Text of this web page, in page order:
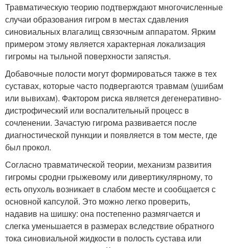
Травматическую теорию подтверждают многочисленные
случаи образования гигром в местах сдавления
синовиальных влагалищ связочным аппаратом. Ярким
примером этому является характерная локализация
гигромы на тыльной поверхности запястья.
Добавочные полости могут формироваться также в тех
суставах, которые часто подвергаются травмам (ушибам
или вывихам). Фактором риска является дегенеративно-
дистрофический или воспалительный процесс в
сочленении. Зачастую гигрома развивается после
диагностической пункции и появляется в том месте, где
был прокол.
Согласно травматической теории, механизм развития
гигромы сродни грыжевому или дивертикулярному, то
есть опухоль возникает в слабом месте и сообщается с
основной капсулой. Это можно легко проверить,
надавив на шишку: она постепенно размягчается и
слегка уменьшается в размерах вследствие обратного
тока синовиальной жидкости в полость сустава или